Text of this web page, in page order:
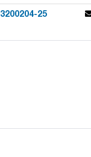
3200204-25